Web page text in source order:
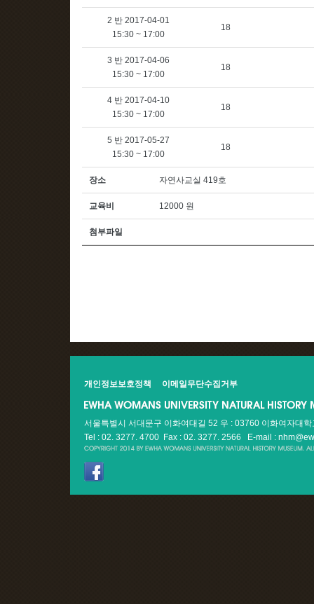
2 반 2017-04-01
15:30 ~ 17:00
18
3 반 2017-04-06
15:30 ~ 17:00
18
4 반 2017-04-10
15:30 ~ 17:00
18
5 반 2017-05-27
15:30 ~ 17:00
18
장소 자연사교실 419호
교육비 12000 원
첨부파일
개인정보보호정책 이메일무단수집거부
서울특별시 서대문구 이화여대길 52 우 : 03760 이화여자대
Tel : 02. 3277. 4700 Fax : 02. 3277. 2566
E-mail :